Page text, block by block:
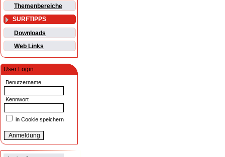
Themenbereiche
SURFTIPPS
Downloads
Web Links
User Login
Benutzername
Kennwort
in Cookie speichern